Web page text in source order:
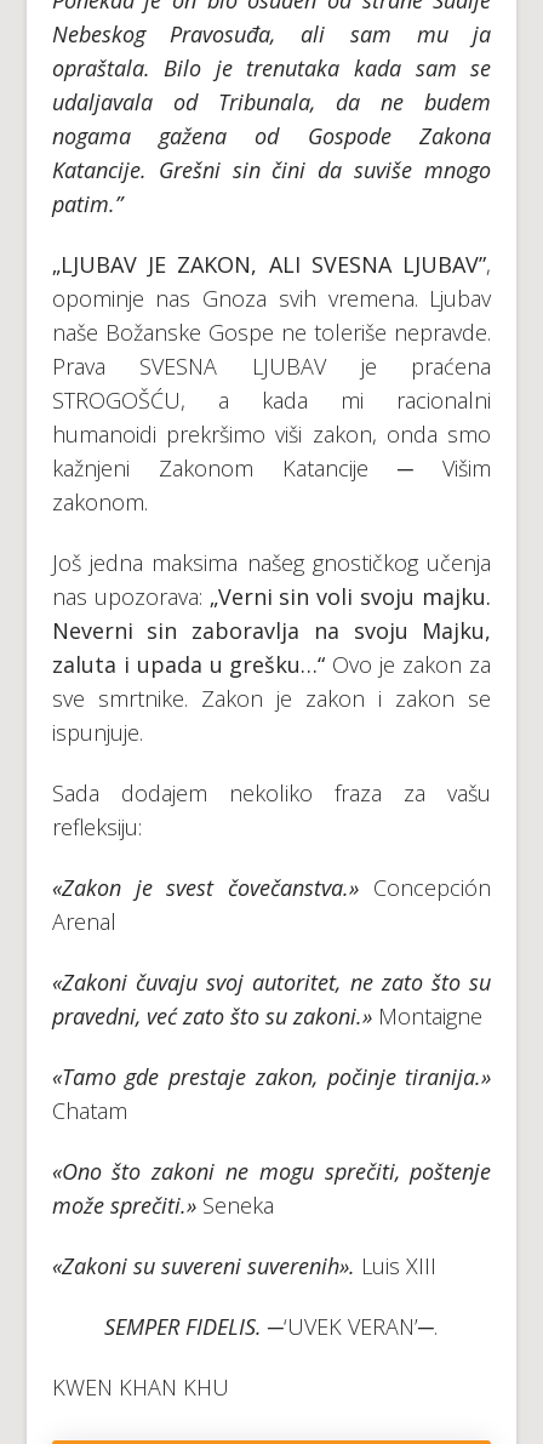
Nebeskog Pravosuđa, ali sam mu ja
opraštala. Bilo je trenutaka kada sam se
udaljavala od Tribunala, da ne budem
nogama gažena od Gospode Zakona
Katancije. Grešni sin čini da suviše mnogo
patim.”
„LJUBAV JE ZAKON, ALI SVESNA LJUBAV”,
opominje nas Gnoza svih vremena. Ljubav
naše Božanske Gospe ne toleriše nepravde.
Prava SVESNA LJUBAV je praćena
STROGOŠĆU, a kada mi racionalni
humanoidi prekršimo viši zakon, onda smo
kažnjeni Zakonom Katancije ─ Višim
zakonom.
Još jedna maksima našeg gnostičkog učenja
nas upozorava: „Verni sin voli svoju majku.
Neverni sin zaboravlja na svoju Majku,
zaluta i upada u grešku…“ Ovo je zakon za
sve smrtnike. Zakon je zakon i zakon se
ispunjuje.
Sada dodajem nekoliko fraza za vašu
refleksiju:
«Zakon je svest čovečanstva.» Concepción
Arenal
«Zakoni čuvaju svoj autoritet, ne zato što su
pravedni, već zato što su zakoni.»Montaigne
«Tamo gde prestaje zakon, počinje tiranija.»
Chatam
«Ono što zakoni ne mogu sprečiti, poštenje
može sprečiti.»Seneka
«Zakoni su suvereni suverenih». Luis XIII
SEMPER FIDELIS. ─‘UVEK VERAN’─.
KWEN KHAN KHU